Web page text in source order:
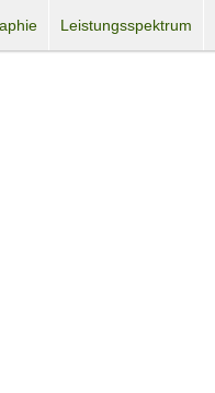
Leistungsspektrum